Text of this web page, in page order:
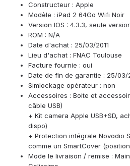
Constructeur : Apple
Modèle : iPad 2 64Go Wifi Noir
Version IOS : 4.3.3, seule
ROM : N/A
Date d'achat : 25/03/2011
Lieu d'achat : FNAC Toulouse
Facture fournie : oui
Date de fin de garantie : 25/03/
Simlockage opérateur : non
Accessoires : Boite et
câble USB)
+ Kit camera Apple USB+SD,
dispo)
+ Protection intégrale Novodio
comme un SmartCover
Mode le livraison / remise :